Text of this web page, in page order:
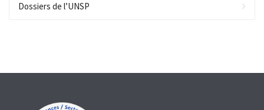
Dossiers de l’UNSP